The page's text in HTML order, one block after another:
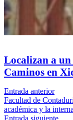
Localizan a
Caminos en
Entrada anterior
Facultad de
académica y la